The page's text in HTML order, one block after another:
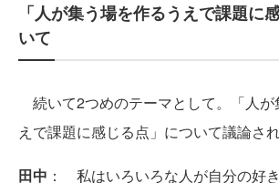
「人が集う場を作るうえで課題に
いて
続いて2つめのテーマとして。「人が
えで課題に感じる点」について議論され
田中 ： 私はいろいろな人が自分の好